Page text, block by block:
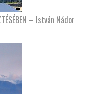
– István Nádor